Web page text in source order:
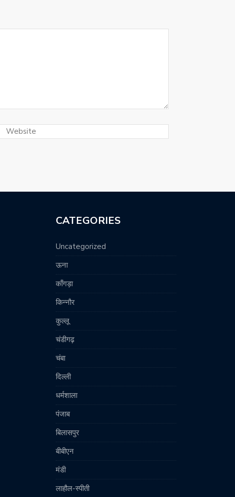
CATEGORIES
Uncategorized
ऊना
काँगड़ा
किन्नौर
कुल्लू
चंडीगढ़
चंबा
दिल्ली
धर्मशाला
पंजाब
बिलासपुर
बीबीएन
मंडी
लाहौल-स्पीती